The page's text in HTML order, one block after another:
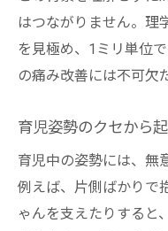
はつながりません。理
を見極め、1ミリ単位
の痛み改善には不可欠
育児姿勢のクセから
育児中の姿勢には、無
例えば、片側ばかりで
ゃんを支えたりすると